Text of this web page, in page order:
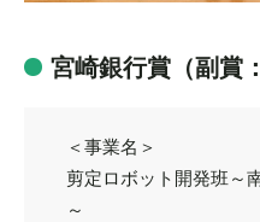
宮崎銀行賞（副賞
＜事業名＞
剪定ロボット開発班～
～